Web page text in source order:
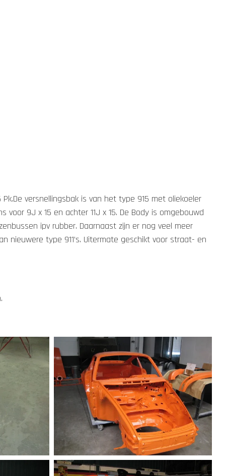
versnellingsbak is van het type 915 met oliekoeler
9J x 15 en achter 11J x 15. De Body is omgebouwd
ipv rubber. Daarnaast zijn er nog veel meer
nieuwere type 911’s. Uitermate geschikt voor straat- en